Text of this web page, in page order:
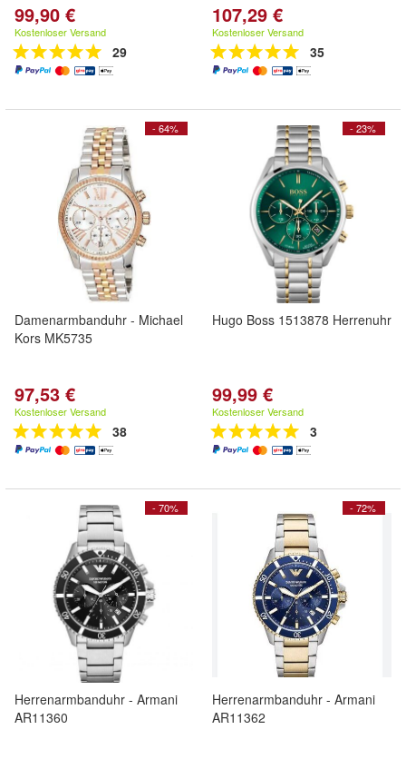
99,90 €
Kostenloser Versand
29
107,29 €
Kostenloser Versand
35
- 64%
Damenarmbanduhr - Michael
Kors MK5735
97,53 €
Kostenloser Versand
38
- 23%
Hugo Boss 1513878 Herrenuhr
99,99 €
Kostenloser Versand
3
- 70%
Herrenarmbanduhr - Armani
AR11360
- 72%
Herrenarmbanduhr - Armani
AR11362